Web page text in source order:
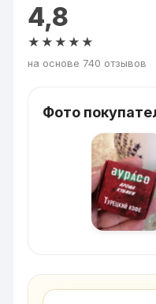
4,8
★★★★★
на основе 740 отзывов
Фото